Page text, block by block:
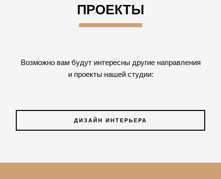
ПРОЕКТЫ
Возможно вам будут интересны другие направления
и проекты нашей студии:
ДИЗАЙН ИНТЕРЬЕРА